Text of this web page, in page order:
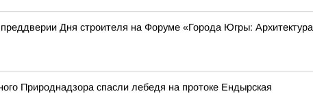
Дня строителя на Форуме «Города Югры: Архитектура
Природнадзора спасли лебедя на протоке Ендырская